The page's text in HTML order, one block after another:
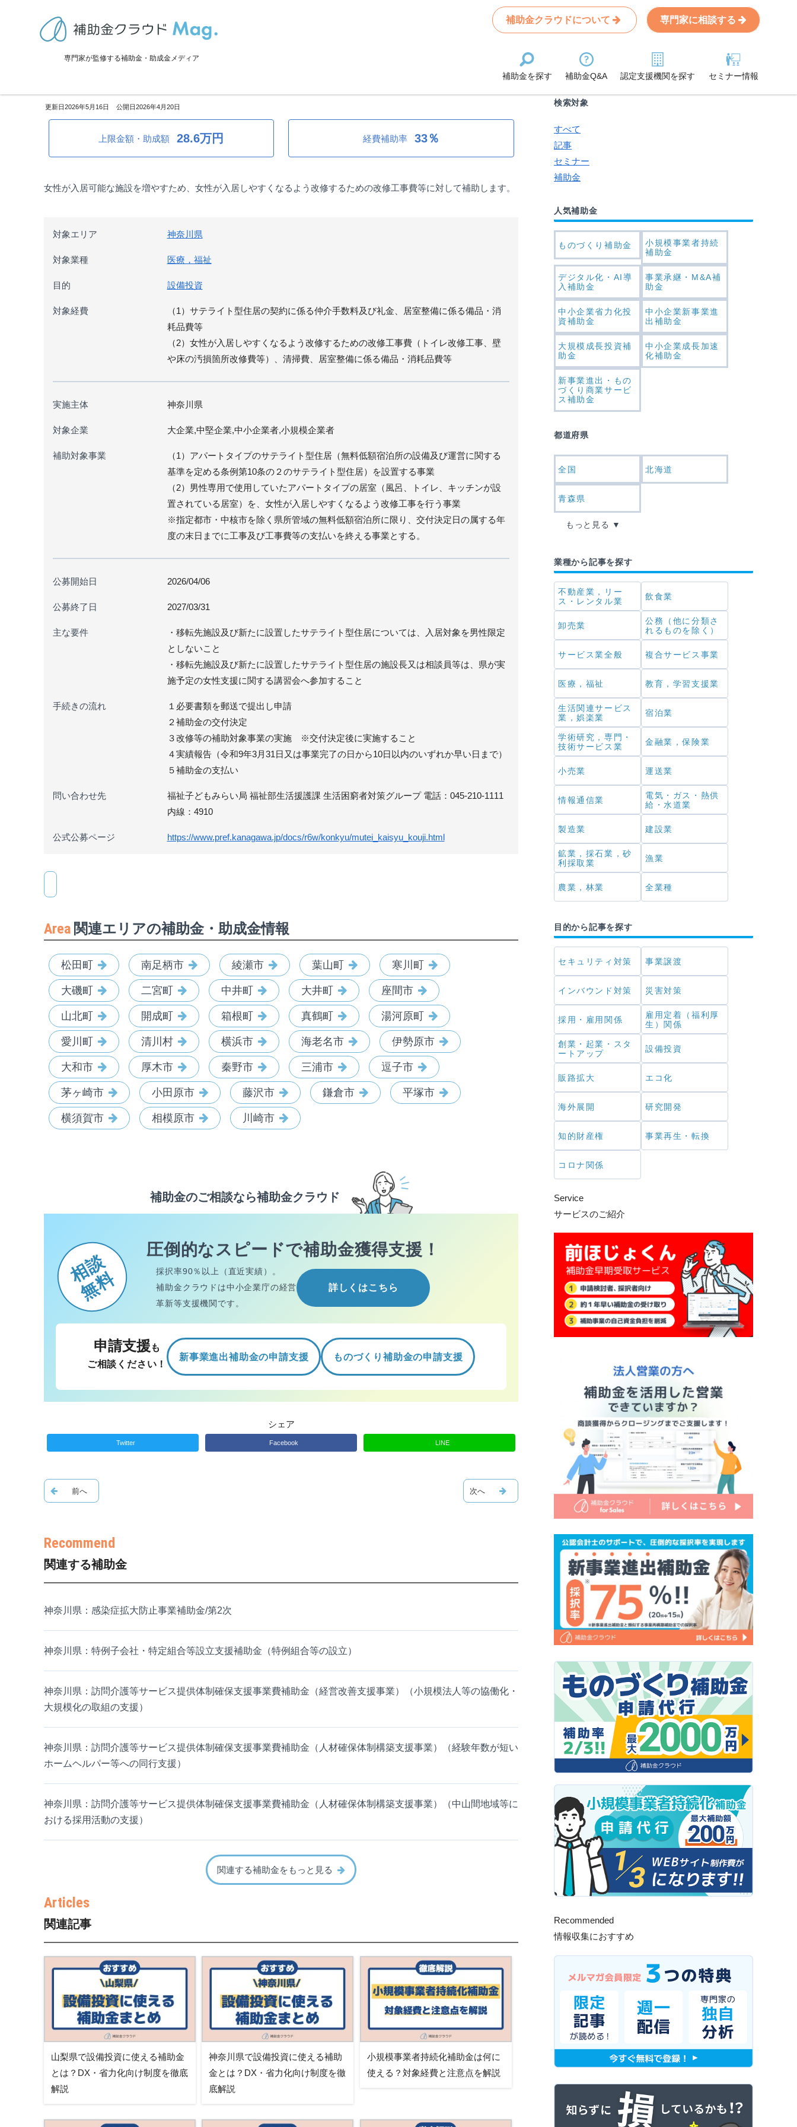
専門家が監修する補助金・助成金メディア
補助金クラウドについて 専門家に相談する
補助金を探す 補助金Q&A 認定支援機関を探す セミナー情報
>補助金・助成金詳細
2026年5月16日 2026年4月20日
上限金額・助成額 28.6万円 経費補助率 33％
女性が入居可能な施設を増やすため、女性が入居しやすくなるよう改修するための改修工事費等に対して補助します。
対象エリア 神奈川県
対象業種 医療，福祉
目的 設備投資
対象経費
（1）サテライト型住居の契約に係る仲介手数料及び礼金、居室整備に係る備品・消
耗品費等
（2）女性が入居しやすくなるよう改修するための改修工事費（トイレ改修工事、壁
や床の汚損箇所改修費等）、清掃費、居室整備に係る備品・消耗品費等
実施主体 神奈川県
対象企業 大企業,中堅企業,中小企業者,小規模企業者
補助対象事業
（1）アパートタイプのサテライト型住居（無料低額宿泊所の設備及び運営に関する
基準を定める条例第10条の２のサテライト型住居）を設置する事業
（2）男性専用で使用していたアパートタイプの居室（風呂、トイレ、キッチンが設
置されている居室）を、女性が入居しやすくなるよう改修工事を行う事業
※指定都市・中核市を除く県所管域の無料低額宿泊所に限り、交付決定日の属する年
度の末日までに工事及び工事費等の支払いを終える事業とする。
公募開始日 2026/04/06
公募終了日 2027/03/31
主な要件
・移転先施設及び新たに設置したサテライト型住居については、入居対象を男性限定
としないこと
・移転先施設及び新たに設置したサテライト型住居の施設長又は相談員等は、県が実
施予定の女性支援に関する講習会へ参加すること
手続きの流れ
１必要書類を郵送で提出し申請
２補助金の交付決定
３改修等の補助対象事業の実施 ※交付決定後に実施すること
４実績報告（令和9年3月31日又は事業完了の日から10日以内のいずれか早い日まで）
５補助金の支払い
問い合わせ先
福祉子どもみらい局 福祉部生活援護課 生活困窮者対策グループ 電話：045‐210‐1111
内線：4910
公式公募ページ https://www.pref.kanagawa.jp/docs/r6w/konkyu/mutei_kaisyu_kouji.html
Area 関連エリアの補助金・助成金情報
松田町 南足柄市 綾瀬市 葉山町 寒川町
大磯町 二宮町 中井町 大井町 座間市
山北町 開成町 箱根町 真鶴町 湯河原町
愛川町 清川村 横浜市 海老名市 伊勢原市
大和市 厚木市 秦野市 三浦市 逗子市
茅ヶ崎市 小田原市 藤沢市 鎌倉市 平塚市
横須賀市 相模原市 川崎市
補助金のご相談なら補助金クラウド
相談
無料
圧倒的なスピードで補助金獲得支援！
採択率90％以上（直近実績）。
補助金クラウドは中小企業庁の経営
革新等支援機関です。
詳しくはこちら
申請支援 も
ご相談ください！
新事業進出補助金の申請支援 ものづくり補助金の申請支援
シェア
Twitter Facebook LINE
関連する補助金
神奈川県：感染症拡大防止事業補助金/第2次
神奈川県：特例子会社・特定組合等設立支援補助金（特例組合等の設立）
神奈川県：訪問介護等サービス提供体制確保支援事業費補助金（経営改善支援事業）（小規模法人等の協働化・
大規模化の取組の支援）
神奈川県：訪問介護等サービス提供体制確保支援事業費補助金（人材確保体制構築支援事業）（経験年数が短い
ホームヘルパー等への同行支援）
神奈川県：訪問介護等サービス提供体制確保支援事業費補助金（人材確保体制構築支援事業）（中山間地域等に
おける採用活動の支援）
関連する補助金をもっと見る
関連記事
山梨県で設備投資に使える補助金
とは？DX・省力化向け制度を徹底
解説
神奈川県で設備投資に使える補助
金とは？DX・省力化向け制度を徹
底解説
小規模事業者持続化補助金は何に
使える？対象経費と注意点を解説
Search
条件から記事を探す
検索対象
すべて
記事
セミナー
補助金
人気補助金
ものづくり補助金
小規模事業者持続
補助金
デジタル化・AI導
入補助金
事業承継・M&A補
助金
中小企業省力化投
資補助金
中小企業新事業進
出補助金
大規模成長投資補
助金
中小企業成長加速
化補助金
新事業進出・もの
づくり商業サービ
ス補助金
都道府県
全国 北海道
青森県
もっと見る
業種から記事を探す
不動産業，リー
ス・レンタル業
飲食業
卸売業
公務（他に分類さ
れるものを除く）
サービス業全般 複合サービス事業
医療，福祉 教育，学習支援業
生活関連サービス
業，娯楽業
宿泊業
学術研究，専門・
技術サービス業
金融業，保険業
小売業 運送業
情報通信業
電気・ガス・熱供
給・水道業
製造業 建設業
鉱業，採石業，砂
利採取業
漁業
農業，林業 全業種
目的から記事を探す
セキュリティ対策 事業譲渡
インバウンド対策 災害対策
採用・雇用関係
雇用定着（福利厚
生）関係
創業・起業・スタ
ートアップ
設備投資
販路拡大 エコ化
海外展開 研究開発
知的財産権 事業再生・転換
コロナ関係
Service
サービスのご紹介
Recommended
情報収集におすすめ